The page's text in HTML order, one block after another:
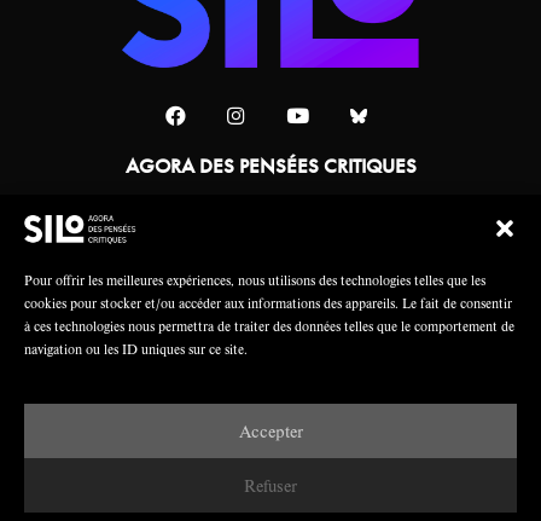
Pour offrir les meilleures expériences, nous utilisons des technologies telles que les
cookies pour stocker et/ou accéder aux informations des appareils. Le fait de consentir
à ces technologies nous permettra de traiter des données telles que le comportement de
navigation ou les ID uniques sur ce site.
Accepter
Refuser
AGORA DES PENSÉES CRITIQUES